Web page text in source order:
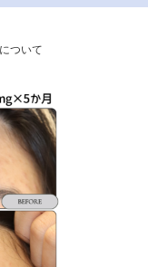
ついて